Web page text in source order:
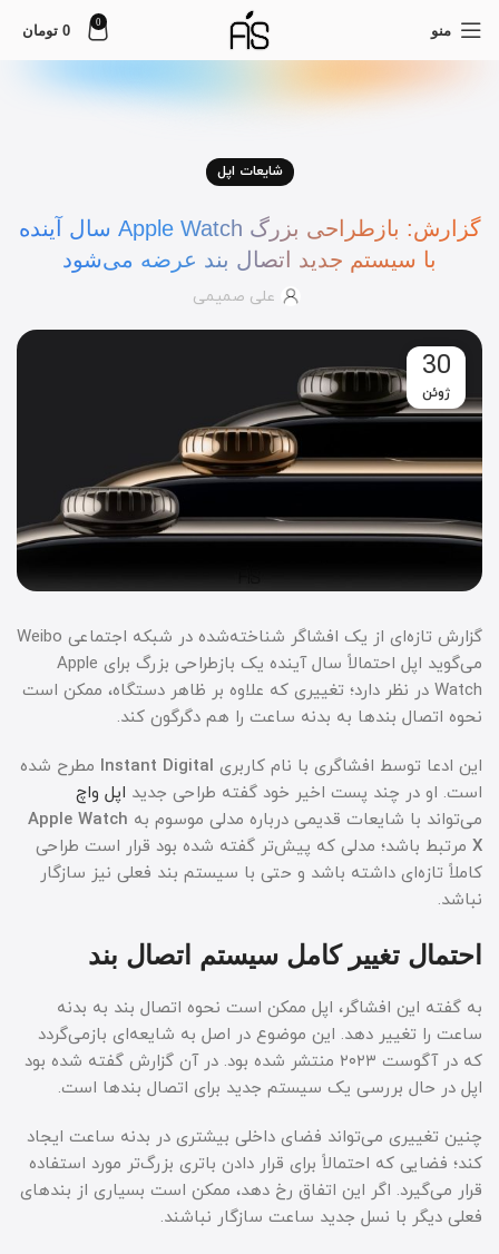
منو 0
0 تومان
شایعات اپل
گزارش: بازطراحی بزرگ Apple Watch سال آینده
با سیستم جدید اتصال بند عرضه می‌شود
علی صمیمی
30
ژوئن
گزارش تازه‌ای از یک افشاگر شناخته‌شده در شبکه اجتماعی Weibo
می‌گوید اپل احتمالاً سال آینده یک بازطراحی بزرگ برای Apple
Watch در نظر دارد؛ تغییری که علاوه بر ظاهر دستگاه، ممکن است
نحوه اتصال بندها به بدنه ساعت را هم دگرگون کند.
این ادعا توسط افشاگری با نام کاربری Instant Digital مطرح شده
است. او در چند پست اخیر خود گفته طراحی جدید اپل واچ
می‌تواند با شایعات قدیمی درباره مدلی موسوم به Apple Watch
X مرتبط باشد؛ مدلی که پیش‌تر گفته شده بود قرار است طراحی
کاملاً تازه‌ای داشته باشد و حتی با سیستم بند فعلی نیز سازگار
نباشد.
احتمال تغییر کامل سیستم اتصال بند
به گفته این افشاگر، اپل ممکن است نحوه اتصال بند به بدنه
ساعت را تغییر دهد. این موضوع در اصل به شایعه‌ای بازمی‌گردد
که در آگوست ۲۰۲۳ منتشر شده بود. در آن گزارش گفته شده بود
اپل در حال بررسی یک سیستم جدید برای اتصال بندها است.
چنین تغییری می‌تواند فضای داخلی بیشتری در بدنه ساعت ایجاد
کند؛ فضایی که احتمالاً برای قرار دادن باتری بزرگ‌تر مورد استفاده
قرار می‌گیرد. اگر این اتفاق رخ دهد، ممکن است بسیاری از بندهای
فعلی دیگر با نسل جدید ساعت سازگار نباشند.